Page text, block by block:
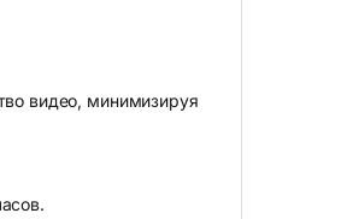
видео, минимизируя